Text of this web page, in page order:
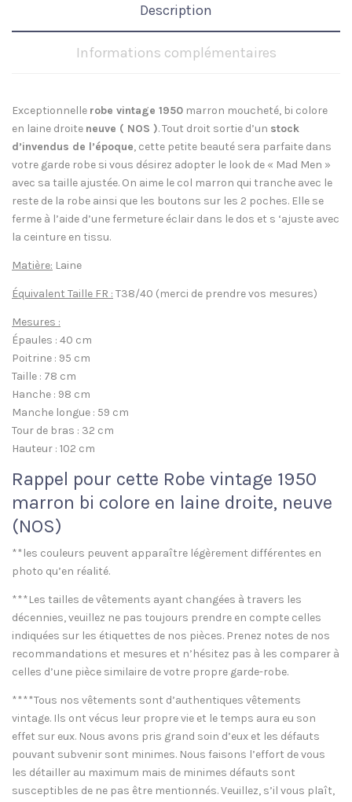
Description
Informations complémentaires
Exceptionnelle robe vintage 1950 marron moucheté, bi colore
en laine droite neuve ( NOS ). Tout droit sortie d’un stock
d’invendus de l’époque, cette petite beauté sera parfaite dans
votre garde robe si vous désirez adopter le look de « Mad Men »
avec sa taille ajustée. On aime le col marron qui tranche avec le
reste de la robe ainsi que les boutons sur les 2 poches. Elle se
ferme à l’aide d’une fermeture éclair dans le dos et s ‘ajuste avec
la ceinture en tissu.
Matière: Laine
Équivalent Taille FR : T38/40 (merci de prendre vos mesures)
Mesures :
Épaules : 40 cm
Poitrine : 95 cm
Taille : 78 cm
Hanche : 98 cm
Manche longue : 59 cm
Tour de bras : 32 cm
Hauteur : 102 cm
Rappel pour cette Robe vintage 1950
marron bi colore en laine droite, neuve
(NOS)
**les couleurs peuvent apparaître légèrement différentes en
photo qu’en réalité.
***Les tailles de vêtements ayant changées à travers les
décennies, veuillez ne pas toujours prendre en compte celles
indiquées sur les étiquettes de nos pièces. Prenez notes de nos
recommandations et mesures et n’hésitez pas à les comparer à
celles d’une pièce similaire de votre propre garde-robe.
****Tous nos vêtements sont d’authentiques vêtements
vintage. Ils ont vécus leur propre vie et le temps aura eu son
effet sur eux. Nous avons pris grand soin d’eux et les défauts
pouvant subvenir sont minimes. Nous faisons l’effort de vous
les détailler au maximum mais de minimes défauts sont
susceptibles de ne pas être mentionnés. Veuillez, s’il vous plaît,